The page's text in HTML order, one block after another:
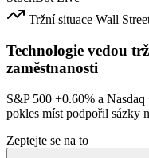
Tržní situace Wall
Technologie vedou
zaměstnanosti
S&P 500 +0.60% a Nasdaq
pokles míst podpořil sázky
Zeptejte se na to